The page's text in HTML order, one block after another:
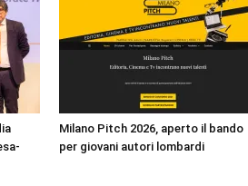
Milano Pitch 2026, aperto il bando
per giovani autori lombardi